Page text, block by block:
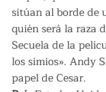
sitúan al borde de
quién será la raza
Secuela de la
los simios». Andy
papel de Cesar.